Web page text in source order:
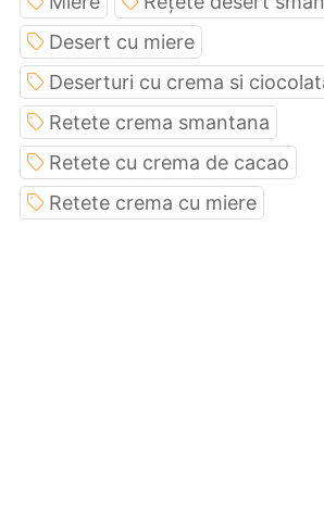
Desert cu miere
Deserturi cu crema si
Retete crema smantana
Retete cu crema de cacao
Retete crema cu miere